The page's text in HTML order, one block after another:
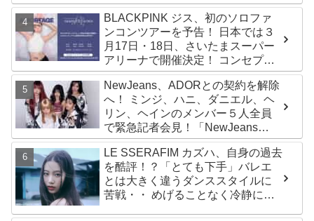
ールズグループ！ デビュー曲
「Magnetic」がいきなりの大ヒッ
ト
BLACKPINK ジス、初のソロファ
ンコンツアーを予告！ 日本では３
月17日・18日、さいたまスーパー
アリーナで開催決定！ コンセプト
は“愛のカケラ”！？ 14日には新ア
ルバム『AMORTAGE』もリリース
NewJeans、ADORとの契約を解除
へ！ ミンジ、ハニ、ダニエル、ヘ
リン、ヘインのメンバー５人全員
で緊急記者会見！「NewJeans
never dies!」と微笑みの宣言！
ADOR側、2029年まで契約有効と
主張
LE SSERAFIM カズハ、自身の過去
を酷評！？「とても下手」バレエ
とは大きく違うダンススタイルに
苦戦・・ めげることなく冷静に努